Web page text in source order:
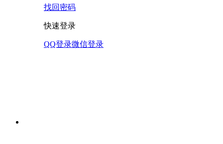
找回密码
快速登录
QQ登录微信登录